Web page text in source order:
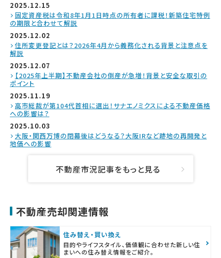
2025.12.15
固定資産税は令和8年1月1日時点の所有者に課税！新築住宅特例
の期限と合わせて解説
2025.12.02
住所変更登記とは？2026年4月から義務化される背景と注意点を
解説
2025.12.07
【2025年上半期】不動産会社の倒産が急増！背景と安全な取引の
ポイント
2025.11.19
高市総裁が第104代首相に選出！サナエノミクスによる不動産価格
への影響は？
2025.10.03
大阪・関西万博の閉幕後はどうなる？大阪IRなど跡地の再開発と
地価への影響
不動産市況記事をもっと見る
不動産売却関連情報
住み替え・買い換え
目的やライフスタイル、価値観に合わせた新しい住
まいへの住み替え情報をご紹介。